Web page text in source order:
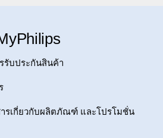
รับประกันสินค้า
รเกี่ยวกับผลิตภัณฑ์ และโปรโมชั่น